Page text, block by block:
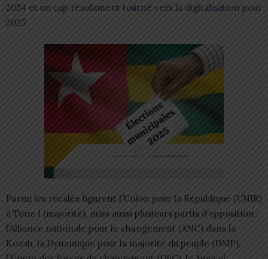
2024 et un cap résolument tourné vers la digitalisation pour
2025
Parmi les recalés figurent l’Union pour la République (UNIR)
à Tone 1 (majorité), mais aussi plusieurs partis d’opposition :
l’Alliance nationale pour le changement (ANC) dans la
Kozah, la Dynamique pour la majorité du peuple (DMP),